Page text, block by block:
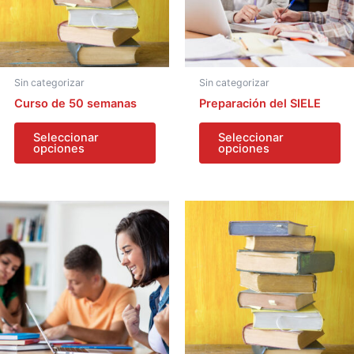
Sin categorizar
Curso de 50 semanas
Seleccionar
opciones
Sin categorizar
Preparación del SIELE
Seleccionar
opciones